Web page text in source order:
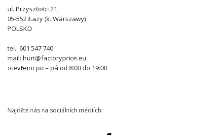
ul. Przyszłości 21,
05-552 Łazy (k. Warszawy)
POLSKO
tel.: 601 547 740
mail: hurt@factoryprice.eu
otevřeno po – pá od 8:00 do 19:00
Najděte nás na sociálních médiích: